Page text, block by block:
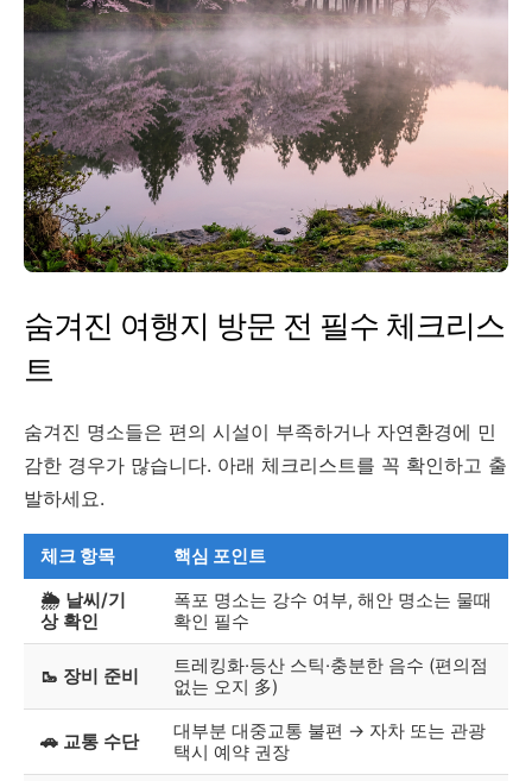
숨겨진 여행지 방문 전 필수 체크리스
트
숨겨진 명소들은 편의 시설이 부족하거나 자연환경에 민
감한 경우가 많습니다. 아래 체크리스트를 꼭 확인하고 출
발하세요.
체크 항목 핵심 포인트
🌦 날씨/기
상 확인
폭포 명소는 강수 여부, 해안 명소는 물때
확인 필수
🥾 장비 준비
트레킹화·등산 스틱·충분한 음수 (편의점
없는 오지 多)
🚗 교통 수단
대부분 대중교통 불편 → 자차 또는 관광
택시 예약 권장